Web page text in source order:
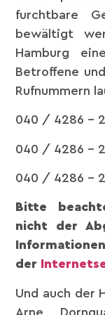
furchtbare
bewältigt
Hamburg
Betroffene
Rufnummern
040 / 4286 –
040 / 4286 –
040 / 4286 –
Bitte
nicht der
der
Und auch der
Arne